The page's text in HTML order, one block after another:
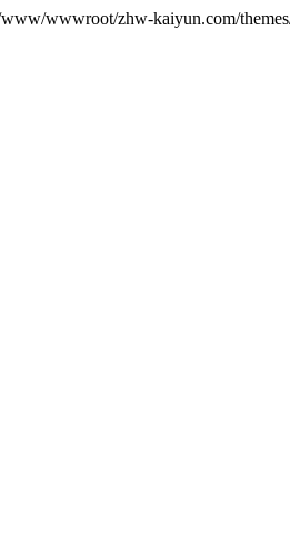
wwwroot/zhw-kaiyun.com/